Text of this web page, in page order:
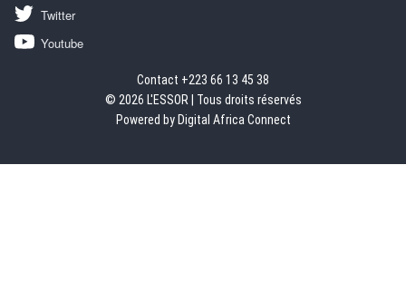
Twitter
Youtube
Contact +223 66 13 45 38
© 2026 L'ESSOR | Tous droits réservés
Powered by Digital Africa Connect